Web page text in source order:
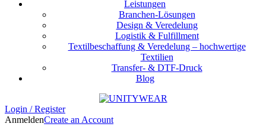
Leistungen
Branchen-Lösungen
Design & Veredelung
Logistik & Fulfillment
Textilbeschaffung & Veredelung – hochwertige
Textilien
Transfer- & DTF-Druck
Blog
Login / Register
AnmeldenCreate an Account